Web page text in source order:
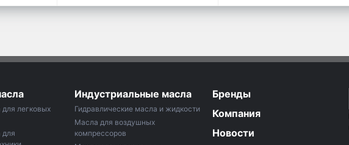
легковых
Индустриальные масла
Гидравлические масла и жидкости
Масла для воздушных
компрессоров
Бренды
Компания
Новости